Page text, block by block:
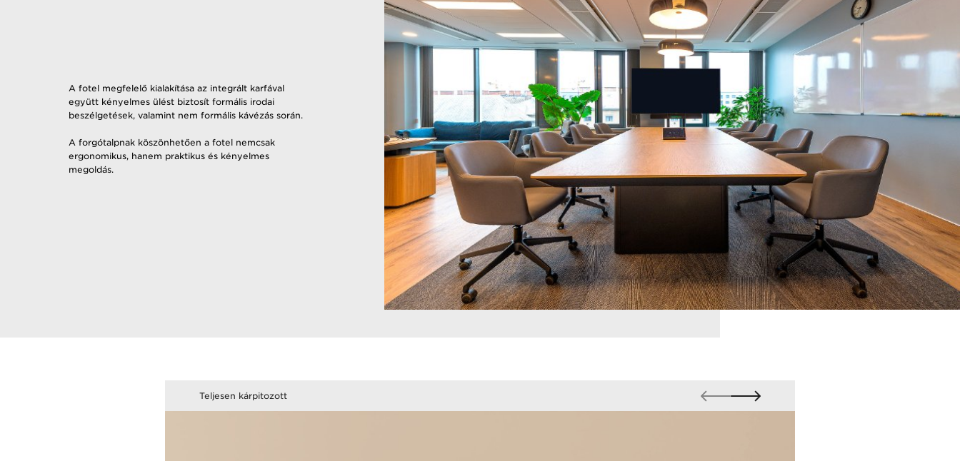
​A fotel megfelelő kialakítása az integrált karfával
együtt kényelmes ülést biztosít formális irodai
beszélgetések, valamint nem formális kávézás során.​
A forgótalpnak köszönhetően a fotel nemcsak
ergonomikus, hanem praktikus és kényelmes
megoldás. ​
Teljesen kárpitozott​